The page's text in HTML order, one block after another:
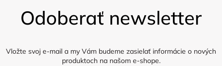
Odoberať newsletter
Vložte svoj e-mail a my Vám budeme zasielať informácie o nových
produktoch na našom e-shope.